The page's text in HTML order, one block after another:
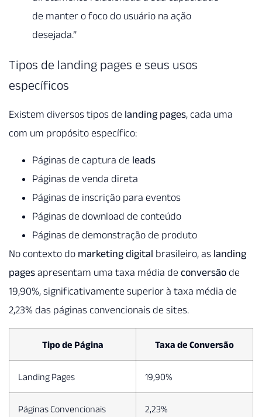
de manter o foco do usuário na ação
desejada.”
Tipos de landing pages e seus usos
específicos
Existem diversos tipos de landing pages, cada uma
com um propósito específico:
Páginas de captura de leads
Páginas de venda direta
Páginas de inscrição para eventos
Páginas de download de conteúdo
Páginas de demonstração de produto
No contexto do marketing digital brasileiro, as landing
pages apresentam uma taxa média de conversão de
19,90%, significativamente superior à taxa média de
2,23% das páginas convencionais de sites.
Tipo de Página Taxa de Conversão
Landing Pages 19,90%
Páginas Convencionais 2,23%